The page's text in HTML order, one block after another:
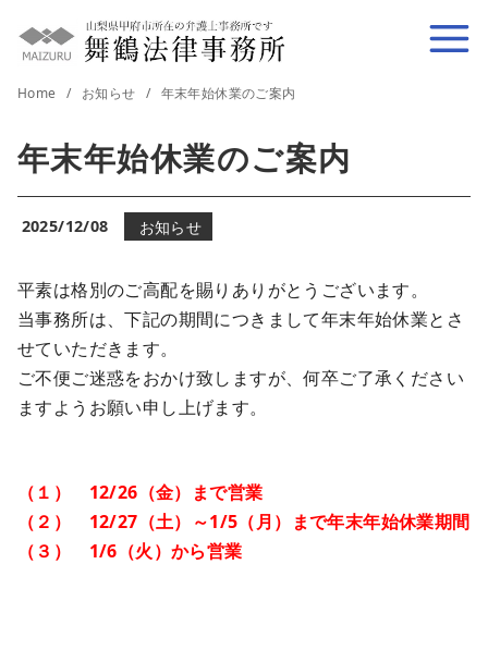
Home お知らせ 年末年始休業のご案内
年末年始休業のご案内
2025/12/08 お知らせ
平素は格別のご高配を賜りありがとうございます。
当事務所は、下記の期間につきまして年末年始休業とさ
せていただきます。
ご不便ご迷惑をおかけ致しますが、何卒ご了承ください
ますようお願い申し上げます。
（１） 12/26（金）まで営業
（２） 12/27（土）～1/5（月）まで年末年始休業期間
（３） 1/6（火）から営業